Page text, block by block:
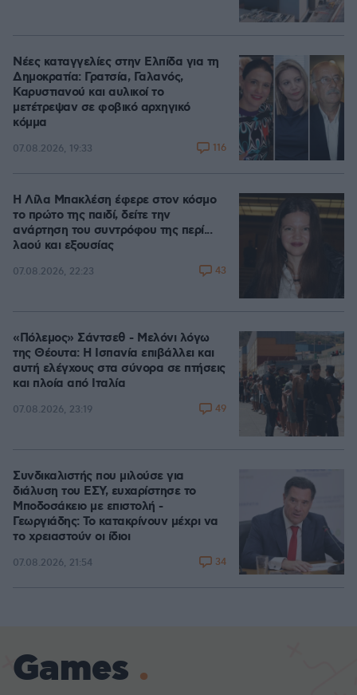
Νέες καταγγελίες στην Ελπίδα για τη
Δημοκρατία: Γρατσία, Γαλανός,
Καρυστιανού και αυλικοί το
μετέτρεψαν σε φοβικό αρχηγικό
κόμμα
07.08.2026, 19:33 116
Η Λίλα Μπακλέση έφερε στον κόσμο
το πρώτο της παιδί, δείτε την
ανάρτηση του συντρόφου της περί...
λαού και εξουσίας
07.08.2026, 22:23 43
«Πόλεμος» Σάντσεθ - Μελόνι λόγω
της Θέουτα: Η Ισπανία επιβάλλει και
αυτή ελέγχους στα σύνορα σε πτήσεις
και πλοία από Ιταλία
07.08.2026, 23:19 49
Συνδικαλιστής που μιλούσε για
διάλυση του ΕΣΥ, ευχαρίστησε το
Μποδοσάκειο με επιστολή -
Γεωργιάδης: Το κατακρίνουν μέχρι να
το χρειαστούν οι ίδιοι
07.08.2026, 21:54 34
Games